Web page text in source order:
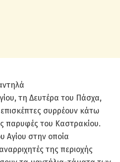
τη Δευτέρα του Πάσχα,
επισκέπτες συρρέουν κάτω
παρυφές του Καστρακίου.
Αγίου στην οποία
της περιοχής